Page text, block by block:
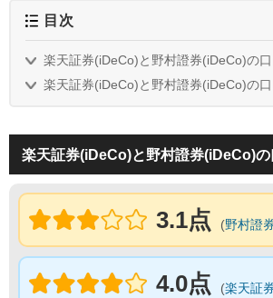
目次
楽天証券(iDeCo)と野村證券(iDeCo)の
楽天証券(iDeCo)と野村證券(iDeCo)の口
楽天証券(iDeCo)と野村證券(iDeCo)
3.1点 (野村證
4.0点 (楽天証